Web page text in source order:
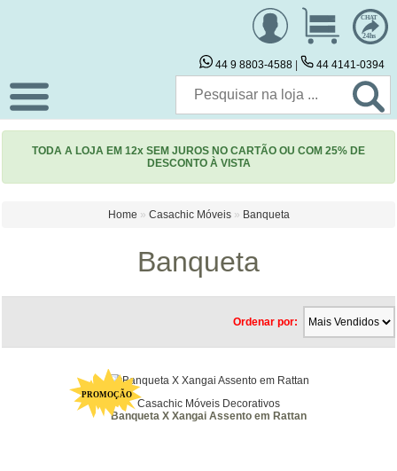
CHAT
24hs
44 9 8803-4588 44 4141-0394
TODA A LOJA EM 12x SEM JUROS NO CARTÃO OU COM 25% DE
DESCONTO À VISTA
Home » Casachic Móveis» Banqueta
Banqueta
Ordenar por:
Casachic Móveis Decorativos
Banqueta X Xangai Assento em Rattan